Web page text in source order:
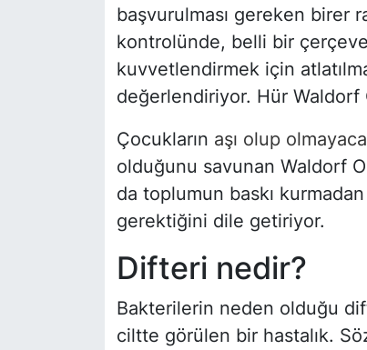
başvurulması gereken birer
kontrolünde, belli bir
kuvvetlendirmek için
değerlendiriyor. Hür Waldorf
Çocukların aşı olup
olduğunu savunan Waldorf
da toplumun baskı kurmadan
gerektiğini dile getiriyor.
Difteri nedir?
Bakterilerin neden olduğu
ciltte görülen bir hastalık.